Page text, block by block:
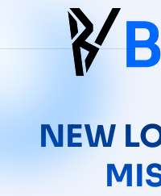
NEW